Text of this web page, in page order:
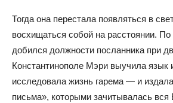
Тогда она перестала появляться в
восхищаться собой на расстоянии.
добился должности посланника при
Константинополе Мэри выучила язык
исследовала жизнь гарема — и
письма», которыми зачитывалась вся